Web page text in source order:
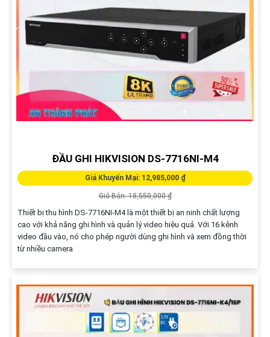
ĐẦU GHI HIKVISION DS-7716NI-M4
Giá Khuyến Mại: 12,985,000 ₫
Giá Bán: 18,550,000 ₫
Thiết bị thu hình DS-7716NI-M4 là một thiết bị an ninh chất lượng
cao với khả năng ghi hình và quản lý video hiệu quả. Với 16 kênh
video đầu vào, nó cho phép người dùng ghi hình và xem đồng thời
từ nhiều camera